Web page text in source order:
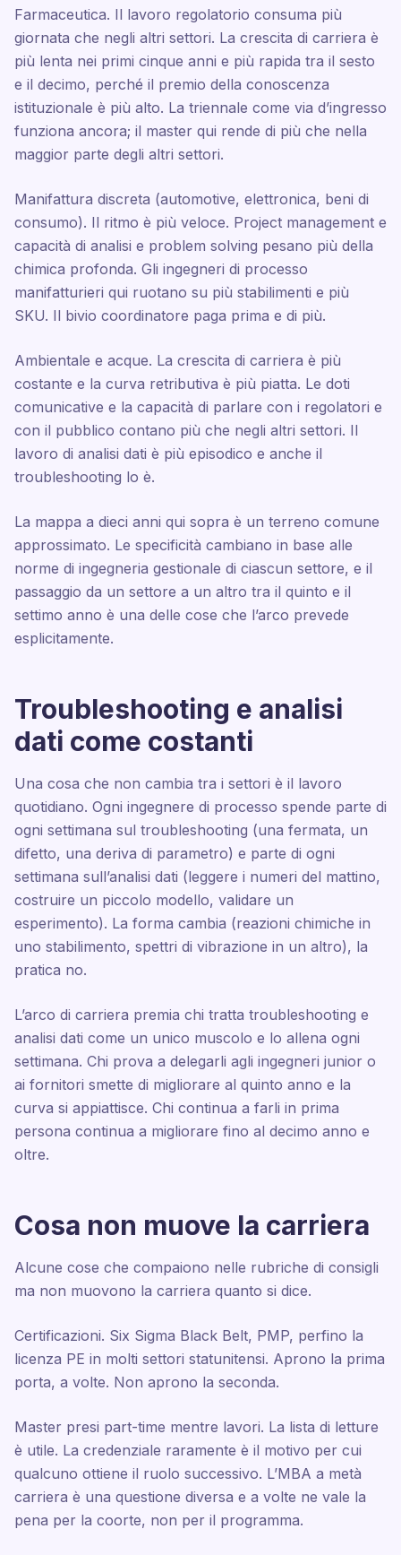
Farmaceutica. Il lavoro regolatorio consuma più
giornata che negli altri settori. La crescita di carriera è
più lenta nei primi cinque anni e più rapida tra il sesto
e il decimo, perché il premio della conoscenza
istituzionale è più alto. La triennale come via d’ingresso
funziona ancora; il master qui rende di più che nella
maggior parte degli altri settori.
Manifattura discreta (automotive, elettronica, beni di
consumo). Il ritmo è più veloce. Project management e
capacità di analisi e problem solving pesano più della
chimica profonda. Gli ingegneri di processo
manifatturieri qui ruotano su più stabilimenti e più
SKU. Il bivio coordinatore paga prima e di più.
Ambientale e acque. La crescita di carriera è più
costante e la curva retributiva è più piatta. Le doti
comunicative e la capacità di parlare con i regolatori e
con il pubblico contano più che negli altri settori. Il
lavoro di analisi dati è più episodico e anche il
troubleshooting lo è.
La mappa a dieci anni qui sopra è un terreno comune
approssimato. Le specificità cambiano in base alle
norme di ingegneria gestionale di ciascun settore, e il
passaggio da un settore a un altro tra il quinto e il
settimo anno è una delle cose che l’arco prevede
esplicitamente.
Troubleshooting e analisi
dati come costanti
Una cosa che non cambia tra i settori è il lavoro
quotidiano. Ogni ingegnere di processo spende parte di
ogni settimana sul troubleshooting (una fermata, un
difetto, una deriva di parametro) e parte di ogni
settimana sull’analisi dati (leggere i numeri del mattino,
costruire un piccolo modello, validare un
esperimento). La forma cambia (reazioni chimiche in
uno stabilimento, spettri di vibrazione in un altro), la
pratica no.
L’arco di carriera premia chi tratta troubleshooting e
analisi dati come un unico muscolo e lo allena ogni
settimana. Chi prova a delegarli agli ingegneri junior o
ai fornitori smette di migliorare al quinto anno e la
curva si appiattisce. Chi continua a farli in prima
persona continua a migliorare fino al decimo anno e
oltre.
Cosa non muove la carriera
Alcune cose che compaiono nelle rubriche di consigli
ma non muovono la carriera quanto si dice.
Certificazioni. Six Sigma Black Belt, PMP, perfino la
licenza PE in molti settori statunitensi. Aprono la prima
porta, a volte. Non aprono la seconda.
Master presi part-time mentre lavori. La lista di letture
è utile. La credenziale raramente è il motivo per cui
qualcuno ottiene il ruolo successivo. L’MBA a metà
carriera è una questione diversa e a volte ne vale la
pena per la coorte, non per il programma.